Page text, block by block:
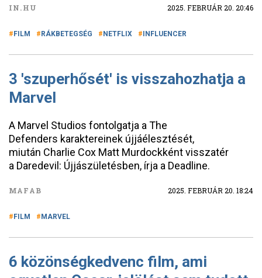
IN.HU 2025. FEBRUÁR 20. 20:46
FILM RÁKBETEGSÉG NETFLIX INFLUENCER
3 'szuperhősét' is visszahozhatja a
Marvel
A Marvel Studios fontolgatja a The
Defenders karaktereinek újjáélesztését,
miután Charlie Cox Matt Murdockként visszatér
a Daredevil: Újjászületésben, írja a Deadline.
MAFAB 2025. FEBRUÁR 20. 18:24
FILM MARVEL
6 közönségkedvenc film, ami